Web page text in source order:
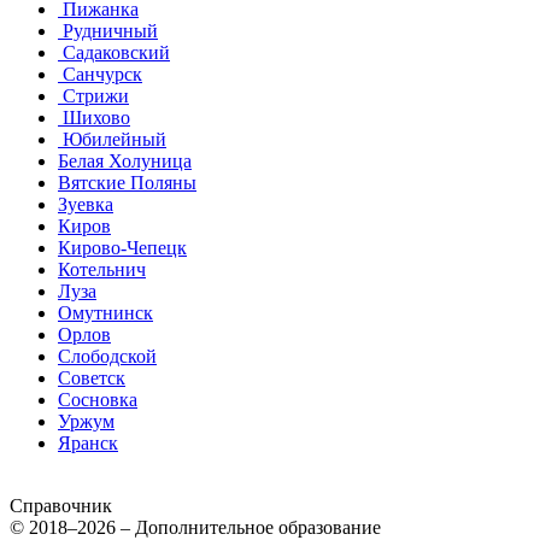
Пижанка
Рудничный
Садаковский
Санчурск
Стрижи
Шихово
Юбилейный
Белая Холуница
Вятские Поляны
Зуевка
Киров
Кирово-Чепецк
Котельнич
Луза
Омутнинск
Орлов
Слободской
Советск
Сосновка
Уржум
Яранск
Справочник
© 2018–2026 – Дополнительное образование